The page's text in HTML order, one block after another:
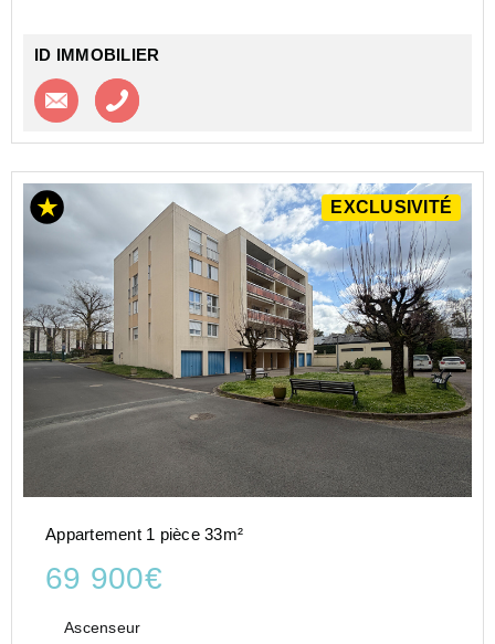
ID IMMOBILIER
Contacter l'agence
EXCLUSIVITÉ
Appartement 1 pièce 33m²
69 900€
Ascenseur